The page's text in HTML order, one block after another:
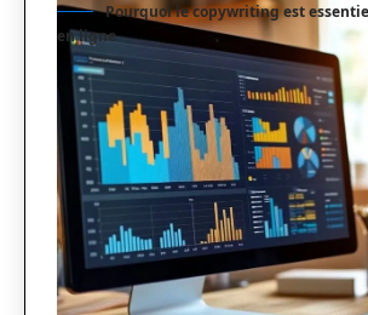
Pourquoi le copywriting est
en ligne